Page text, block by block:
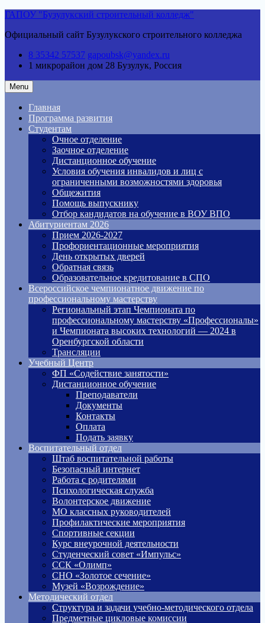
Skip
content
ГАПОУ "Бузулукский строительный колледж"
Официальный сайт Бузулукского строительного колледжа
8 35342 57537 gapoubsk@yandex.ru
1 микрорайон дом 28 Бузулук, Россия
Menu
Главная
Программа развития
Студентам
Очное отделение
Заочное отделение
Дистанционное обучение
Условия обучения инвалидов и лиц с
ограниченными возможностями здоровья
Общежития
Помощь выпускнику
Отбор кандидатов на обучение в ВОУ ВПО
Абитуриентам 2026
Прием 2026-2027
Профориентационные мероприятия
День открытых дверей
Обратная связь
Образовательное кредитование в СПО
Всероссийское чемпионатное движение по
профессиональному мастерству
Региональный этап Чемпионата по
профессиональному мастерству «Профессионалы»
и Чемпионата высоких технологий — 2024 в
Оренбургской области
Трансляции
Учебный Центр
ФП «Содействие занятости»
Дистанционное обучение
Преподаватели
Документы
Контакты
Оплата
Подать заявку
Воспитательный отдел
Штаб воспитательной работы
Безопасный интернет
Работа с родителями
Психологическая служба
Волонтерское движение
МО классных руководителей
Профилактические мероприятия
Спортивные секции
Курс внеурочной деятельности
Студенческий совет «Импульс»
ССК «Олимп»
СНО «Золотое сечение»
Музей «Возрождение»
Методический отдел
Структура и задачи учебно-методического отдела
Предметные цикловые комиссии